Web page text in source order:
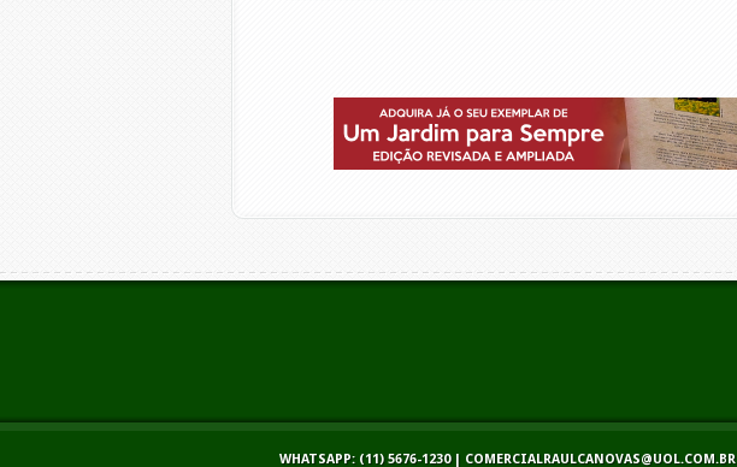
WHATSAPP: (11) 5676-1230 | COMERCIALRAULCANOVAS@UOL.COM.BR